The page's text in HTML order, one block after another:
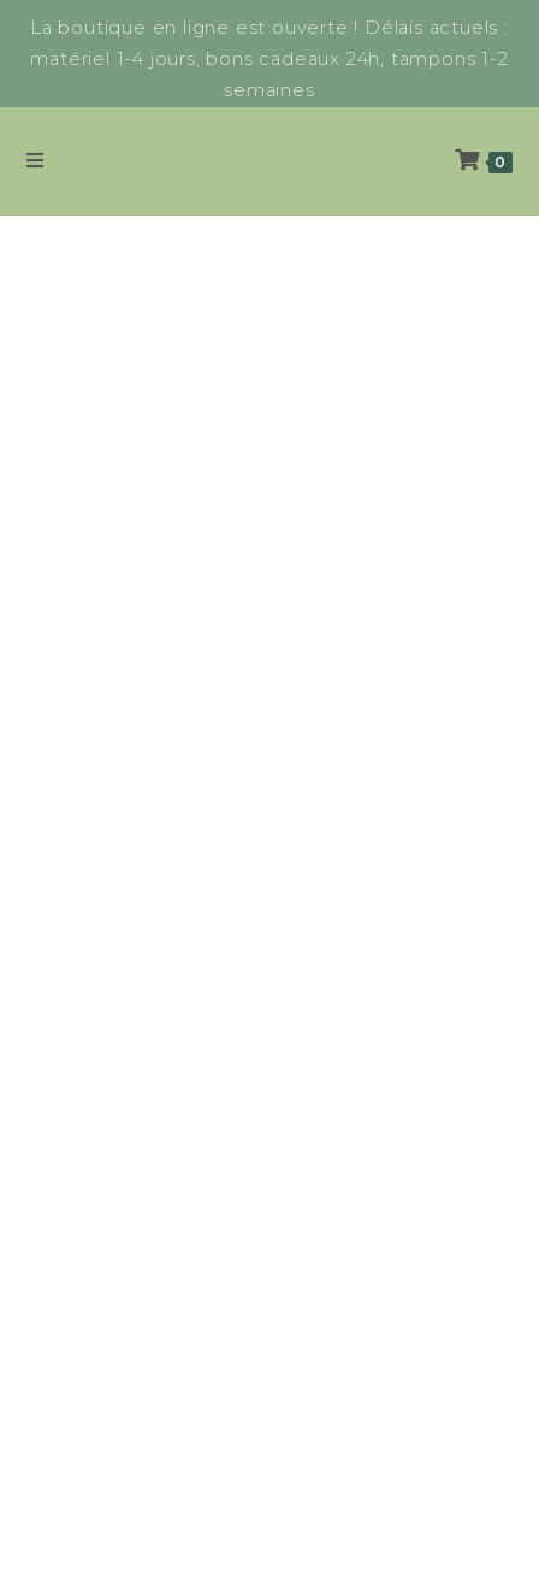
La boutique en ligne est ouverte ! Délais actuels :
matériel 1-4 jours, bons cadeaux 24h, tampons 1-2
semaines
0